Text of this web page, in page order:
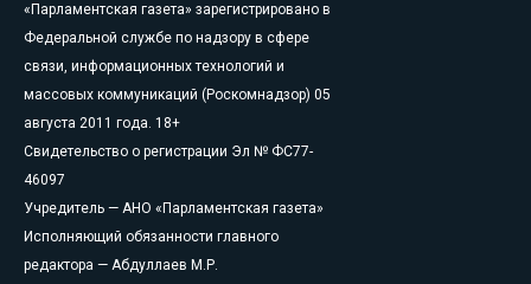
«Парламентская газета» зарегистрировано в
Федеральной службе по надзору в сфере
связи, информационных технологий и
массовых коммуникаций (Роскомнадзор) 05
августа 2011 года. 18+
Свидетельство о регистрации Эл № ФС77-
46097
Учредитель — АНО «Парламентская газета»
Исполняющий обязанности главного
редактора — Абдуллаев М.Р.